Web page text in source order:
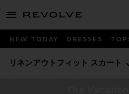
menu - shows more content
NEW TODAY DRESSES
リネンアウトフィット スカート